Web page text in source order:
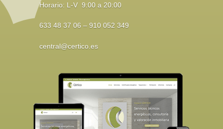
Horario: L-V 9:00 a 20:00
633 48 37 06 – 910 052 349
central@certico.es